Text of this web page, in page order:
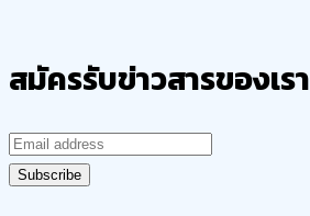
สมัครรับข่าวสารของเรา